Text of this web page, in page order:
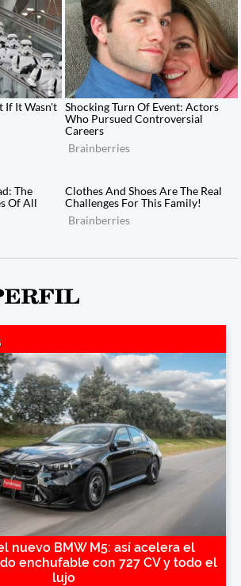
nuevo BMW M5: así acelera el
enchufable con 727 CV y todo el
lujo